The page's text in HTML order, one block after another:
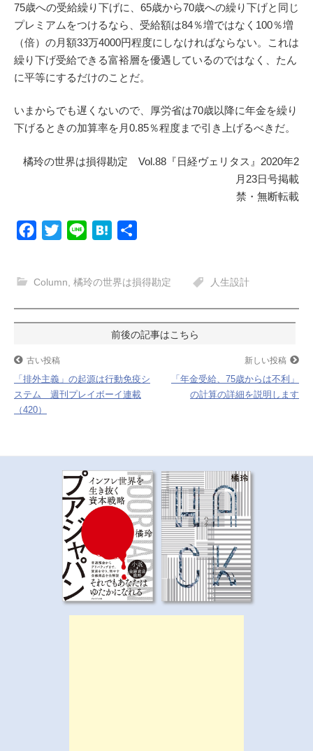
75歳への受給繰り下げに、65歳から70歳への繰り下げと同じ
プレミアムをつけるなら、受給額は84％増ではなく100％増
（倍）の月額33万4000円程度にしなければならない。これは
繰り下げ受給できる富裕層を優遇しているのではなく、たん
に平等にするだけのことだ。
いまからでも遅くないので、厚労省は70歳以降に年金を繰り
下げるときの加算率を月0.85％程度まで引き上げるべきだ。
橘玲の世界は損得勘定 Vol.88『日経ヴェリタス』2020年2
月23日号掲載
禁・無断転載
e
b
k
t
t
e
e
n
a
Column 橘玲の世界は損得勘定 人生設計
稿
ナ
ゲ
古い投稿
「排外主義」の起源は行動免疫シ
ステム 週刊プレイボーイ連載
（420）
新しい投稿
「年金受給、75歳からは不利」
の計算の詳細を説明します